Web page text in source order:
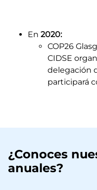
En 2020:
COP26
CIDSE
delegación
participará
¿Conoces
anuales?